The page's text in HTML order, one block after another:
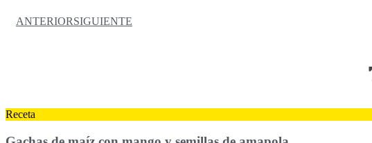
ANTERIORSIGUIENTE
Receta